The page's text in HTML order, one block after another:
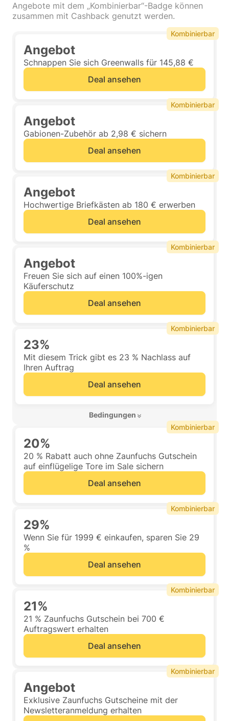
Angebote mit dem „Kombinierbar“-Badge können
zusammen mit Cashback genutzt werden.
Angebot
Schnappen Sie sich Greenwalls für 145,88 €
Deal ansehen
Kombinierbar
Angebot
Gabionen-Zubehör ab 2,98 € sichern
Deal ansehen
Kombinierbar
Angebot
Hochwertige Briefkästen ab 180 € erwerben
Deal ansehen
Kombinierbar
Angebot
Freuen Sie sich auf einen 100%-igen
Käuferschutz
Deal ansehen
Kombinierbar
23%
Mit diesem Trick gibt es 23 % Nachlass auf
Ihren Auftrag
Deal ansehen
Bedingungen
Kombinierbar
20%
20 % Rabatt auch ohne Zaunfuchs Gutschein
auf einflügelige Tore im Sale sichern
Deal ansehen
Kombinierbar
29%
Wenn Sie für 1999 € einkaufen, sparen Sie 29
%
Deal ansehen
Kombinierbar
21%
21 % Zaunfuchs Gutschein bei 700 €
Auftragswert erhalten
Deal ansehen
Kombinierbar
Angebot
Exklusive Zaunfuchs Gutscheine mit der
Newsletteranmeldung erhalten
Kombinierbar